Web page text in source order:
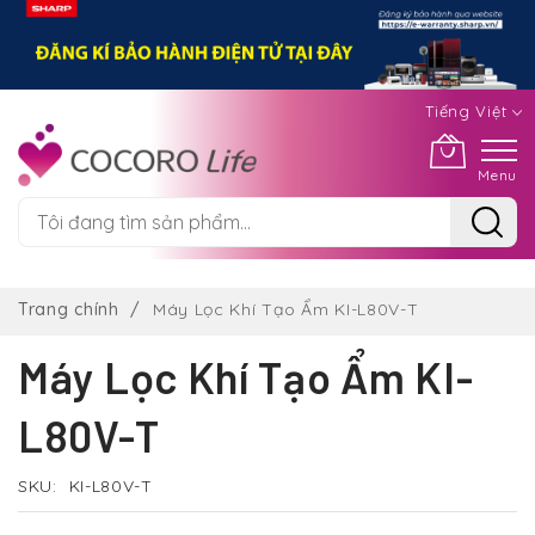
Tiếng Việt
Menu
nộiTrang chính Máy Lọc Khí Tạo Ẩm KI-L80V-T
Máy Lọc Khí Tạo Ẩm KI-
L80V-T
SKU KI-L80V-T